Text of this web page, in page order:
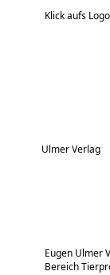
Klick aufs
Ulmer Verlag
Eugen Ulmer
Bereich